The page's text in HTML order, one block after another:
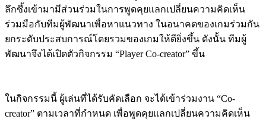
ลึกซึ้งเข้ามามีส่วนร่วมในการพูดคุยแลกเปลี่ยนความคิดเห็น
ร่วมมือกับทีมผู้พัฒนาเพื่อหาแนวทาง ในอนาคตของเกมร่วมกัน
ยกระดับประสบการณ์โดยรวมของเกมให้ดียิ่งขึ้น ดังนั้น ทีมผู้
พัฒนาจึงได้เปิดตัวกิจกรรม “Player Co-creator” ขึ้น
ในกิจกรรมนี้ ผู้เล่นที่ได้รับคัดเลือก จะได้เข้าร่วมงาน “Co-
creator” ตามเวลาที่กำหนด เพื่อพูดคุยแลกเปลี่ยนความคิดเห็น